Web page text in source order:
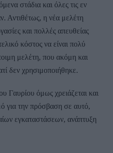
στάδια και όλες τις εν
Αντιθέτως, η νέα μελέτη
και πολλές απευθείας
κόστος να είναι πολύ
μελέτη, που ακόμη και
δεν χρησιμοποιήθηκε.
Γαυρίου όμως χρειάζεται και
για την πρόσβαση σε αυτό,
εγκαταστάσεων, ανάπτυξη